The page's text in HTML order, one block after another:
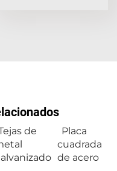
de
Placa
cuadrada
de acero